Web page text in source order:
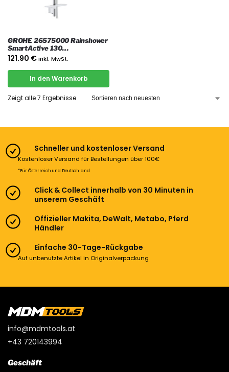
GROHE 26575000 Rainshower
SmartActive 130
Brausestangenset 3
Strahlarten, Chrom
121.90 €inkl. MwSt.
In den Warenkorb
Zeigt alle 7 Ergebnisse
Schneller und kostenloser Versand
Kostenloser Versand für Bestellungen über 100€
*Für Österreich und Deutschland
Click & Collect innerhalb von 30 Minuten in
unserem Geschäft
Offizieller Makita, DeWalt, Metabo, Pferd
Händler
Einfache 30-Tage-Rückgabe
Auf unbenutzte Artikel in Originalverpackung
info@mdmtools.at
+43 720143994
Geschäft